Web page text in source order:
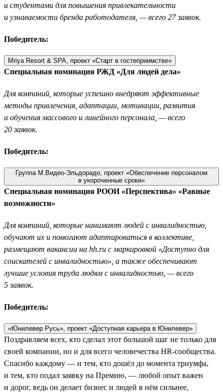
и студентами для повышения привлекательности
и узнаваемости бренда работодателя, — всего 27 заявок.
Победитель:
Mriya Resort & SPA, проект «Старт в гостеприимстве»
Специальная номинация РЖД «Для людей дела»
Для компаний, которые успешно внедряют эффективные
методы привлечения, адаптации, мотивации, развития
и обучения массового и линейного персонала, — всего
20 заявок.
Победитель:
Группа М.Видео-Эльдорадо, проект «Обеспечение персоналом
в укороченные сроки»
Специальная номинация РООИ «Перспектива» «Равные
возможности»
Для компаний, которые нанимают людей с инвалидностью,
обучают их и помогают адаптироваться в коллективе,
размещают вакансии на hh.ru с маркировкой «Доступно для
соискателей с инвалидностью», а также обеспечивают
лучшие условия труда людям с инвалидностью, — всего
5 заявок.
Победитель:
«Юнилевер Русь», проект «Доступная карьера в Юнилевер»
Поздравляем всех, кто сделал этот большой шаг не только для
своей компании, но и для всего человечества HR-сообщества.
Спасибо каждому — и тем, кто дошёл до момента триумфа,
и тем, кто подал заявку на Премию, — любой опыт важен
и дорог, ведь он делает бизнес и людей в нём сильнее,